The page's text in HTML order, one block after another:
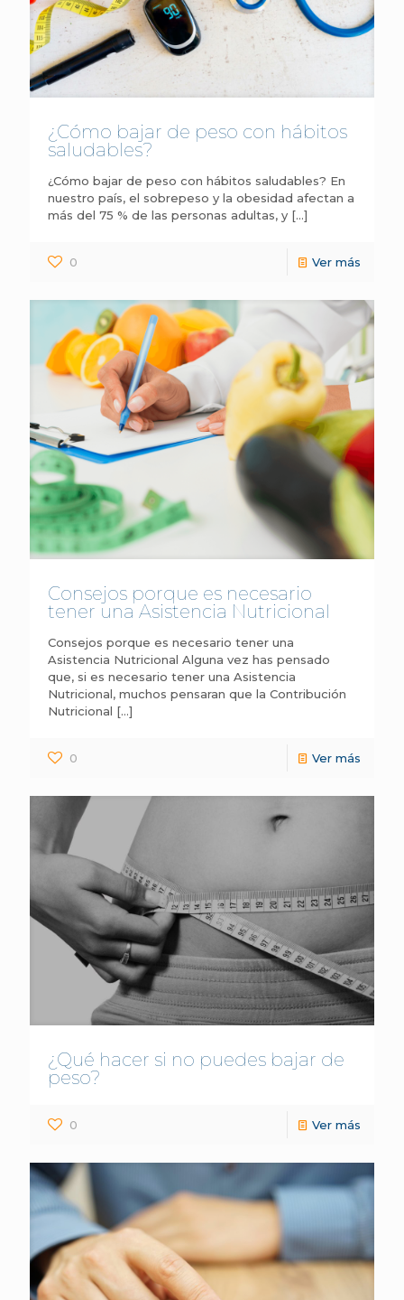
¿Cómo bajar de peso con hábitos
saludables?
¿Cómo bajar de peso con hábitos saludables? En
nuestro país, el sobrepeso y la obesidad afectan a
más del 75 % de las personas adultas, y […]
0 Ver más
Consejos porque es necesario
tener una Asistencia Nutricional
Consejos porque es necesario tener una
Asistencia Nutricional Alguna vez has pensado
que, si es necesario tener una Asistencia
Nutricional, muchos pensaran que la Contribución
Nutricional […]
0 Ver más
¿Qué hacer si no puedes bajar de
peso?
0 Ver más